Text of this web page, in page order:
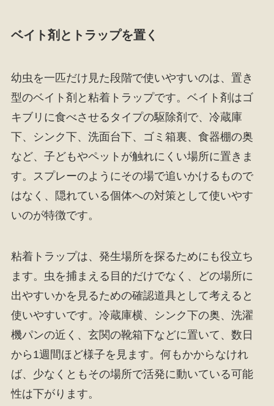
ベイト剤とトラップを置く
幼虫を一匹だけ見た段階で使いやすいのは、置き
型のベイト剤と粘着トラップです。ベイト剤はゴ
キブリに食べさせるタイプの駆除剤で、冷蔵庫
下、シンク下、洗面台下、ゴミ箱裏、食器棚の奥
など、子どもやペットが触れにくい場所に置きま
す。スプレーのようにその場で追いかけるもので
はなく、隠れている個体への対策として使いやす
いのが特徴です。
粘着トラップは、発生場所を探るためにも役立ち
ます。虫を捕まえる目的だけでなく、どの場所に
出やすいかを見るための確認道具として考えると
使いやすいです。冷蔵庫横、シンク下の奥、洗濯
機パンの近く、玄関の靴箱下などに置いて、数日
から1週間ほど様子を見ます。何もかからなけれ
ば、少なくともその場所で活発に動いている可能
性は下がります。